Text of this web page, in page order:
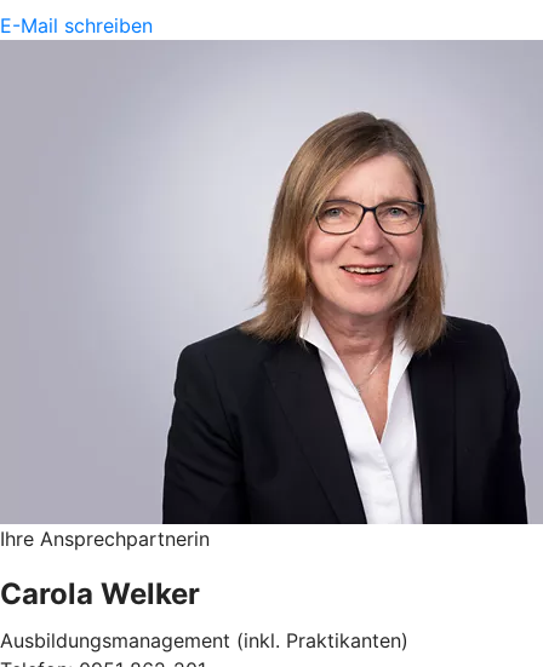
E-Mail schreiben
Ihre Ansprechpartnerin
Carola Welker
Ausbildungsmanagement (inkl. Praktikanten)